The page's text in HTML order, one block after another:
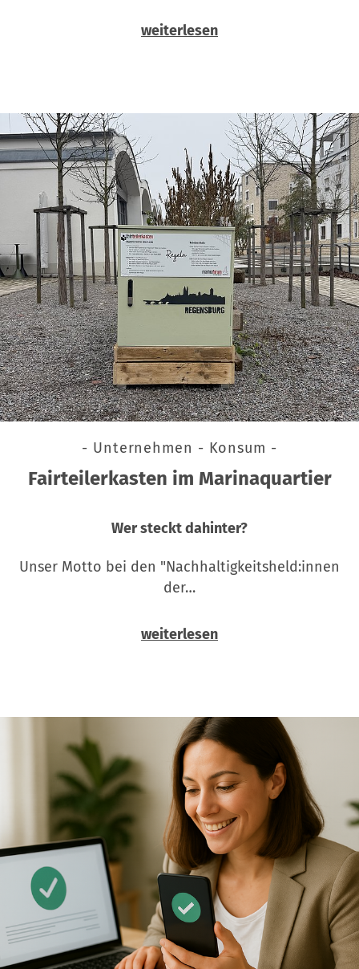
weiterlesen
- Unternehmen - Konsum -
Fairteilerkasten im Marinaquartier
Wer steckt dahinter?
Unser Motto bei den "Nachhaltigkeitsheld:innen
der…
weiterlesen